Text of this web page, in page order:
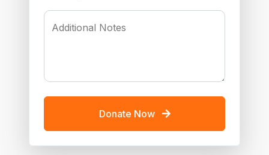
Additional Notes
Donate Now